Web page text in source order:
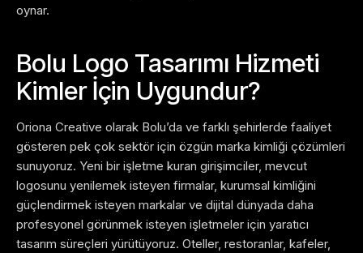
oynar.
Bolu Logo Tasarımı Hizmeti
Kimler İçin Uygundur?
Oriona Creative olarak Bolu’da ve farklı şehirlerde faaliyet
gösteren pek çok sektör için özgün marka kimliği çözümleri
sunuyoruz. Yeni bir işletme kuran girişimciler, mevcut
logosunu yenilemek isteyen firmalar, kurumsal kimliğini
güçlendirmek isteyen markalar ve dijital dünyada daha
profesyonel görünmek isteyen işletmeler için yaratıcı
tasarım süreçleri yürütüyoruz. Oteller, restoranlar, kafeler,